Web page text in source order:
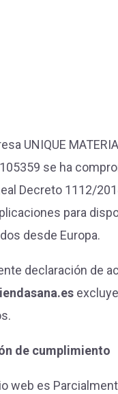
UNIQUE
se ha
Decreto 1112/
para
desde Europa.
declaración de
de cumplimiento
web es